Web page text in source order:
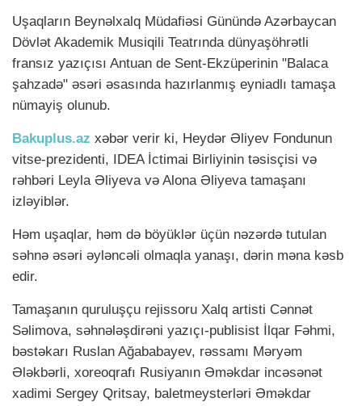
Uşaqların Beynəlxalq Müdafiəsi Günündə Azərbaycan
Dövlət Akademik Musiqili Teatrında dünyaşöhrətli
fransız yazıçısı Antuan de Sent-Ekzüperinin "Balaca
şahzadə" əsəri əsasında hazırlanmış eyniadlı tamaşa
nümayiş olunub.
Bakuplus.az xəbər verir ki, Heydər Əliyev Fondunun
vitse-prezidenti, IDEA İctimai Birliyinin təsisçisi və
rəhbəri Leyla Əliyeva və Alona Əliyeva tamaşanı
izləyiblər.
Həm uşaqlar, həm də böyüklər üçün nəzərdə tutulan
səhnə əsəri əyləncəli olmaqla yanaşı, dərin məna kəsb
edir.
Tamaşanın quruluşçu rejissoru Xalq artisti Cənnət
Səlimova, səhnələşdirəni yazıçı-publisist İlqar Fəhmi,
bəstəkarı Ruslan Ağababayev, rəssamı Məryəm
Ələkbərli, xoreoqrafı Rusiyanın Əməkdar incəsənət
xadimi Sergey Qritsay, baletmeysterləri Əməkdar